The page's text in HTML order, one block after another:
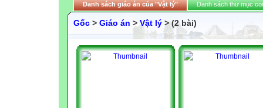
Danh sách giáo án của "Vật lý" Danh sách thư mục
Gốc > Giáo án > Vật lý > (2 bài)